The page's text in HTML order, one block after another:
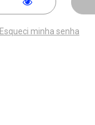
Esqueci minha senha